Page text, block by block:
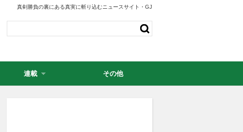
真剣勝負の裏にある真実に斬り込むニュースサイト・GJ
連載 その他